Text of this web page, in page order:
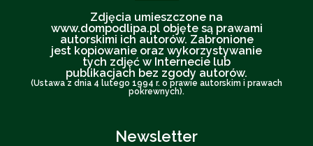
Zdjęcia umieszczone na
www.dompodlipa.pl objęte są prawami
autorskimi ich autorów. Zabronione
jest kopiowanie oraz wykorzystywanie
tych zdjęć w Internecie lub
publikacjach bez zgody autorów.
(Ustawa z dnia 4 lutego 1994 r. o prawie autorskim i prawach
pokrewnych).
Newsletter